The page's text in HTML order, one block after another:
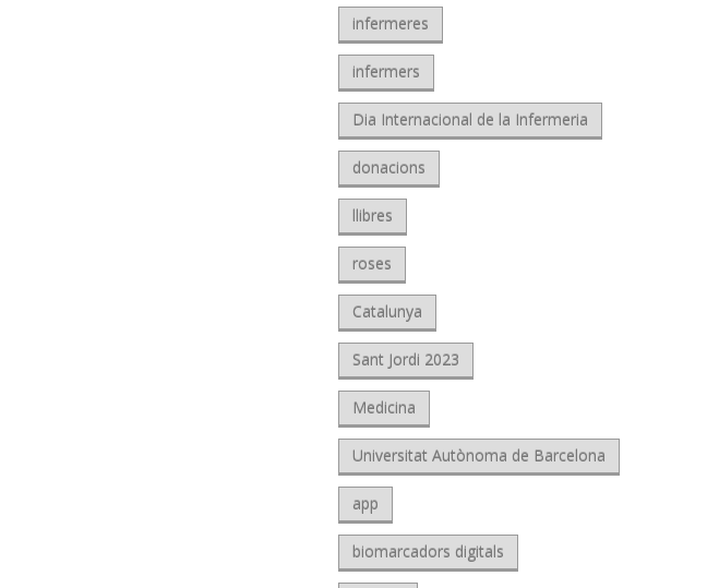
infermeres
infermers
Dia Internacional de la Infermeria
donacions
llibres
roses
Catalunya
Sant Jordi 2023
Medicina
Universitat Autònoma de Barcelona
app
biomarcadors digitals